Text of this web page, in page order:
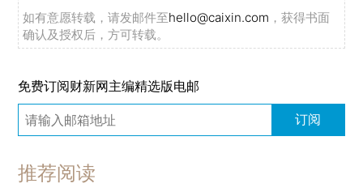
如有意愿转载，请发邮件至hello@caixin.com ，获得书面
确认及授权后，方可转载。
免费订阅财新网主编精选版电邮
订阅
推荐阅读